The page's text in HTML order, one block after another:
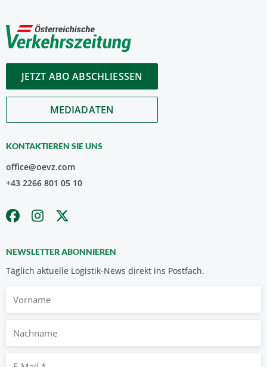
JETZT ABO ABSCHLIESSEN
MEDIADATEN
KONTAKTIEREN SIE UNS
office@oevz.com
+43 2266 801 05 10
NEWSLETTER ABONNIEREN
Täglich aktuelle Logistik-News direkt ins Postfach.
Nachname